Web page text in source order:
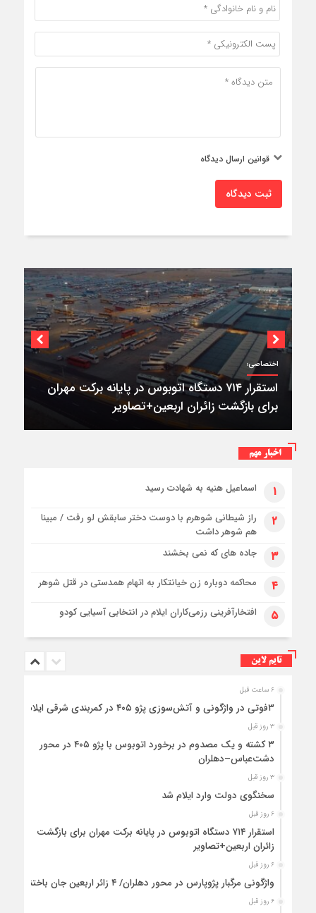
قوانین ارسال دیدگاه
ثبت دیدگاه
اختصاصی؛
استقرار ۷۱۴ دستگاه اتوبوس در پایانه برکت مهران
برای بازگشت زائران اربعین+تصاویر
اخبار مهم
۱ اسماعیل هنیه به شهادت رسید
۲
راز شیطانی شوهرم با دوست دختر سابقش لو رفت / مبینا
هم شوهر داشت
۳ جاده های که نمی بخشند
۴ محاکمه دوباره زن خیانتکار به اتهام همدستی در قتل شوهر
۵ افتخارآفرینی رزمی‌کاران ایلام در انتخابی آسیایی کودو
تایم لاین
۶ ساعت قبل
۳فوتی در واژگونی و آتش‌سوزی پژو ۴۰۵ در کمربندی شرقی ایلام
۳ روز قبل
۳ کشته و یک مصدوم در برخورد اتوبوس با پژو ۴۰۵ در محور
دشت‌عباس–دهلران
۳ روز قبل
سخنگوی دولت وارد ایلام شد
۶ روز قبل
استقرار ۷۱۴ دستگاه اتوبوس در پایانه برکت مهران برای بازگشت
زائران اربعین+تصاویر
۶ روز قبل
واژگونی مرگبار پژوپارس در محور دهلران/ ۴ زائر اربعین جان باختند
۶ روز قبل